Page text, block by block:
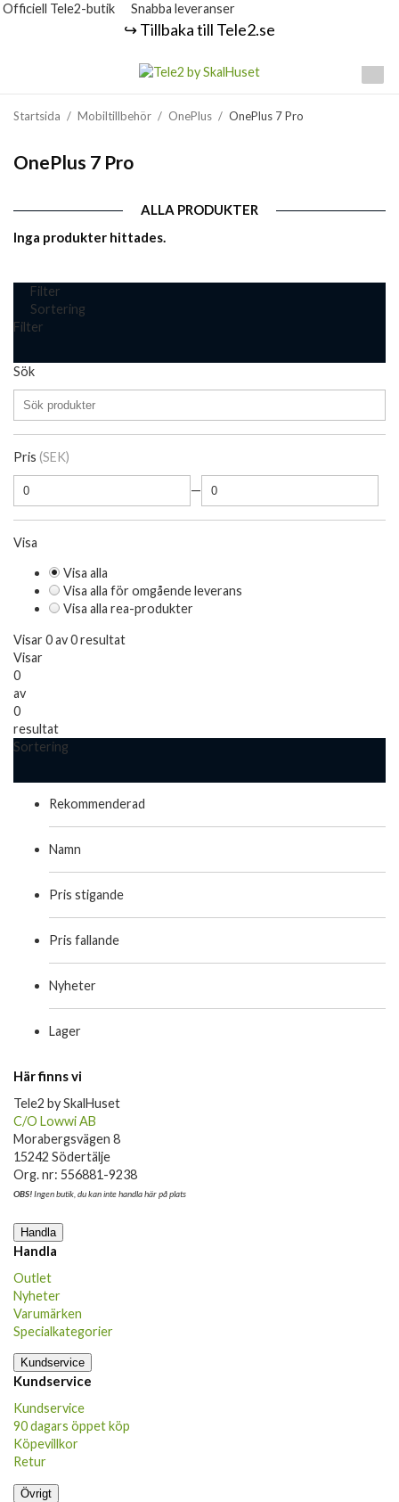
Officiell Tele2-butik Snabba leveranser
↪️ Tillbaka till Tele2.se
Startsida / Mobiltillbehör / OnePlus / OnePlus 7 Pro
OnePlus 7 Pro
ALLA PRODUKTER
Inga produkter hittades.
Filter
Sortering
Filter
Sök
Pris (SEK)
—
Visa
Visa alla
Visa alla för omgående leverans
Visa alla rea-produkter
Visar 0 av 0 resultat
Visar
0
av
0
resultat
Sortering
Rekommenderad
Namn
Pris stigande
Pris fallande
Nyheter
Lager
Här finns vi
Tele2 by SkalHuset
C/O Lowwi AB
Morabergsvägen 8
15242 Södertälje
Org. nr: 556881-9238
OBS!Ingen butik, du kan inte handla här på plats
Handla
Handla
Outlet
Nyheter
Varumärken
Specialkategorier
Kundservice
Kundservice
Kundservice
90 dagars öppet köp
Köpevillkor
Retur
Övrigt